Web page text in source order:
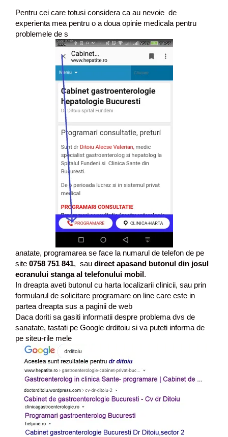
Pentru cei care totusi considera ca au nevoie de
experienta mea pentru o a doua opinie medicala pentru
problemele de s
anatate, programarea se face la numarul de telefon de pe
site 0758 751 841, sau direct apasand butonul din josul
ecranului stanga al telefonului mobil.
In dreapta aveti butonul cu harta localizarii clinicii, sau prin
formularul de solicitare programare on line care este in
partea dreapta sus a paginii de web
Daca doriti sa gasiti informatii despre problema dvs de
sanatate, tastati pe Google drditoiu si va puteti informa de
pe siteu-rile mele